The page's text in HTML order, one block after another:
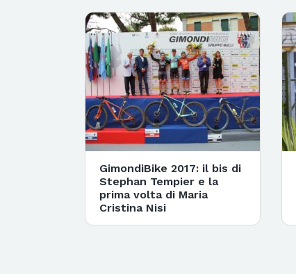
GimondiBike 2017: il bis di
Stephan Tempier e la
prima volta di Maria
Cristina Nisi